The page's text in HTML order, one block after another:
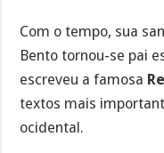
Com o tempo, sua
Bento tornou-se pai
escreveu a famosa
textos mais
ocidental.